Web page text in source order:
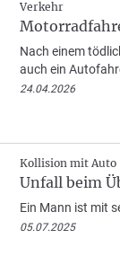
Verkehr
Nach einem
auch ein
24.04.2026
Kollision mit Auto
Unfall beim
Ein Mann ist mit
05.07.2025